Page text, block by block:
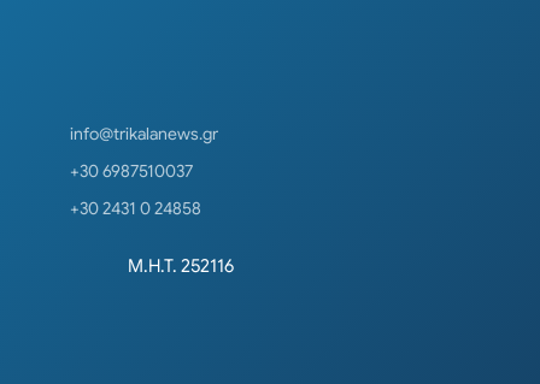
info@trikalanews.gr
+30 6987510037
+30 2431 0 24858
Μ.Η.Τ. 252116